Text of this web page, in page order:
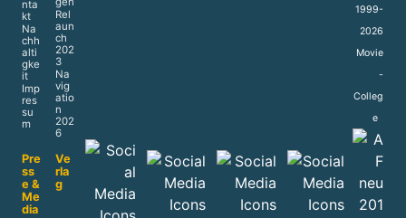
nta
kt
Na
chh
alti
gke
it
Imp
res
su
m
Rel
aun
ch
202
3
Na
vig
atio
n
202
6
Pre
ss
e &
Me
dia
Ve
rla
g
1999-
2026
Movie
-
Colleg
e